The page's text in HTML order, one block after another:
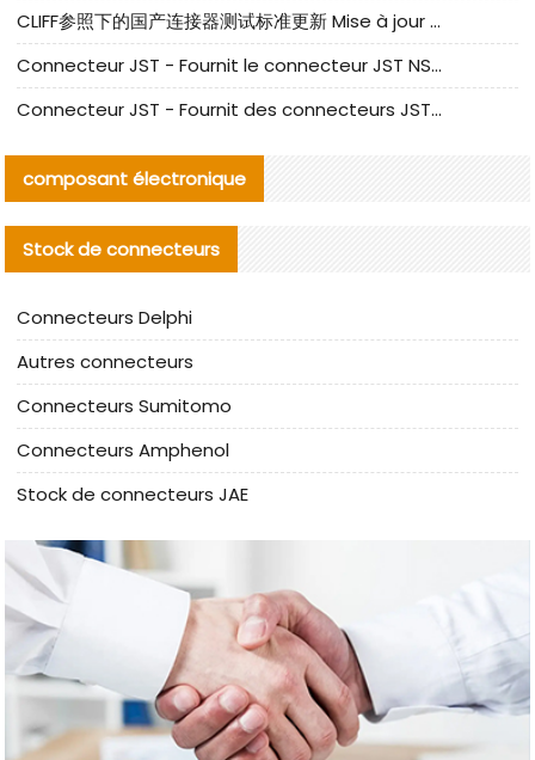
CLIFF参照下的国产连接器测试标准更新 Mise à jour des normes de test des connecteurs nationaux sous la référence CLIFF
Connecteur JST - Fournit le connecteur JST NSHR-02V-S original | Équivalent
Connecteur JST - Fournit des connecteurs JST GHR-09V-S authentiques et des produits de remplacement|
composant électronique
Stock de connecteurs
Connecteurs Delphi
Autres connecteurs
Connecteurs Sumitomo
Connecteurs Amphenol
Stock de connecteurs JAE